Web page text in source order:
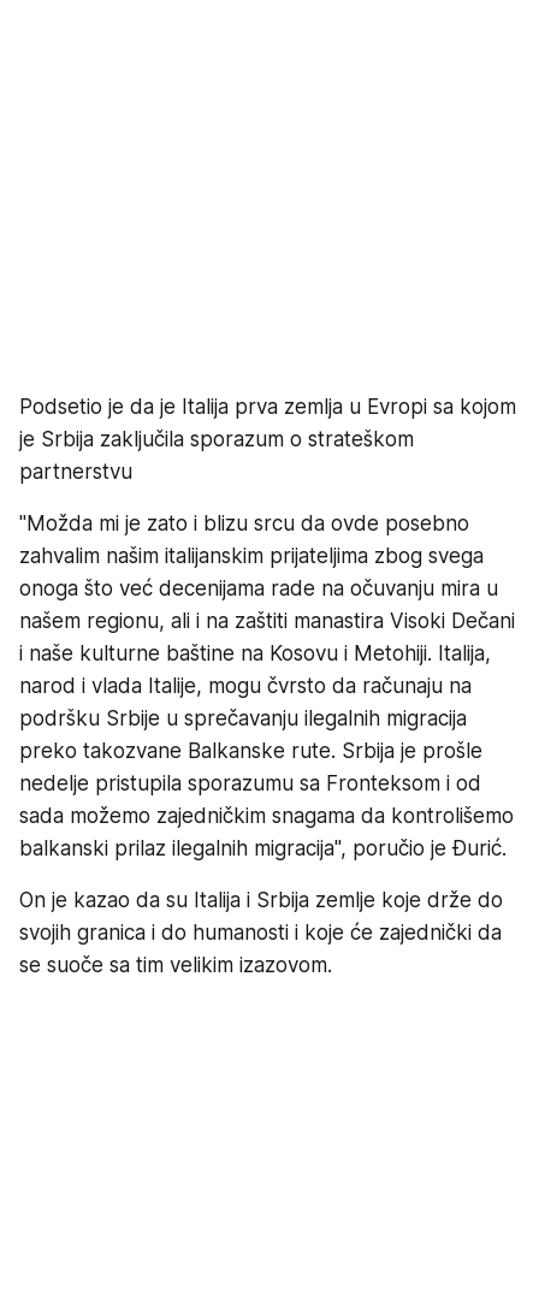
Podsetio je da je Italija prva zemlja u Evropi sa kojom
je Srbija zaključila sporazum o strateškom
partnerstvu
"Možda mi je zato i blizu srcu da ovde posebno
zahvalim našim italijanskim prijateljima zbog svega
onoga što već decenijama rade na očuvanju mira u
našem regionu, ali i na zaštiti manastira Visoki Dečani
i naše kulturne baštine na Kosovu i Metohiji. Italija,
narod i vlada Italije, mogu čvrsto da računaju na
podršku Srbije u sprečavanju ilegalnih migracija
preko takozvane Balkanske rute. Srbija je prošle
nedelje pristupila sporazumu sa Fronteksom i od
sada možemo zajedničkim snagama da kontrolišemo
balkanski prilaz ilegalnih migracija", poručio je Đurić.
On je kazao da su Italija i Srbija zemlje koje drže do
svojih granica i do humanosti i koje će zajednički da
se suoče sa tim velikim izazovom.